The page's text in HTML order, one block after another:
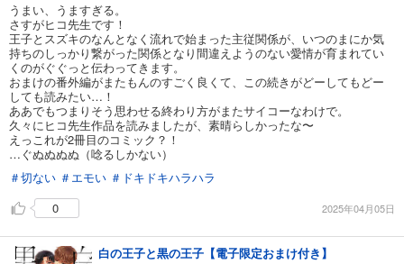
うまい、うますぎる。
さすがヒコ先生です！
王子とスズキのなんとなく流れで始まった主従関係が、いつのまにか気
持ちのしっかり繋がった関係となり間違えようのない愛情が育まれてい
くのがぐぐっと伝わってきます。
おまけの番外編がまたもんのすごく良くて、この続きがどーしてもどー
しても読みたい…！
ああでもつまりそう思わせる終わり方がまたサイコーなわけで。
久々にヒコ先生作品を読みましたが、素晴らしかったな〜
えっこれが2冊目のコミック？！
…ぐぬぬぬぬ（唸るしかない）
＃切ない ＃エモい ＃ドキドキハラハラ
0
2025年04月05日
白の王子と黒の王子【電子限定おまけ付き】